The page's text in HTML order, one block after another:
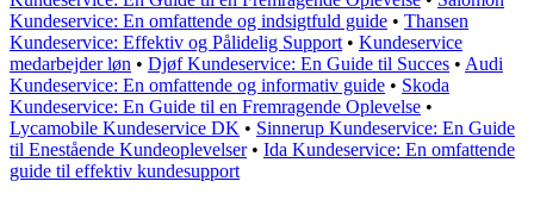
Kundeservice: En omfattende og indsigtfuld guide • Thansen
Kundeservice: Effektiv og Pålidelig Support • Kundeservice
medarbejder løn • Djøf Kundeservice: En Guide til Succes • Audi
Kundeservice: En omfattende og informativ guide • Skoda
Kundeservice: En Guide til en Fremragende Oplevelse •
Lycamobile Kundeservice DK • Sinnerup Kundeservice: En Guide
til Enestående Kundeoplevelser• Ida Kundeservice: En omfattende
guide til effektiv kundesupport